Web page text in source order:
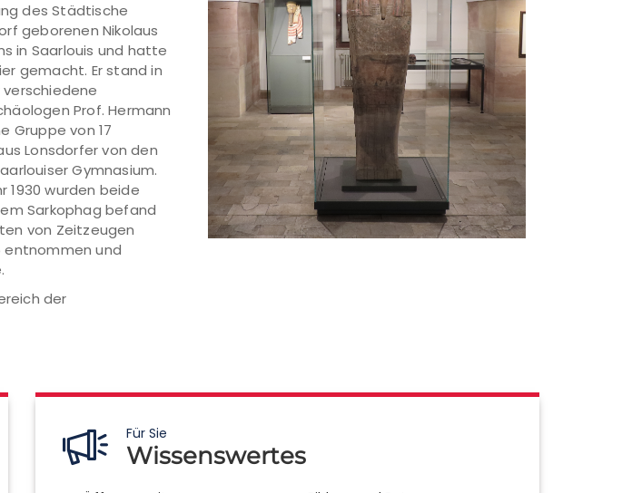
des Städtische
geborenen Nikolaus
in Saarlouis und hatte
gemacht. Er stand in
Prof. Hermann
Gruppe von 17
Lonsdorfer von den
Gymnasium.
1930 wurden beide
Sarkophag befand
von Zeitzeugen
entnommen und
der
Für Sie
Wissenswertes